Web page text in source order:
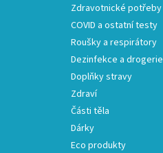
Zdravotnické potřeby
COVID a ostatní testy
Roušky a respirátory
Dezinfekce a drogerie
Doplňky stravy
Zdraví
Části těla
Dárky
Eco produkty